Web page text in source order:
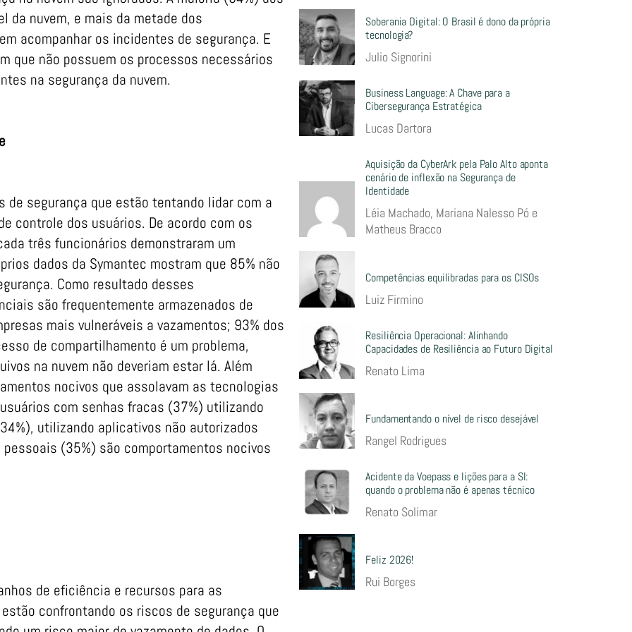
da nuvem, e mais da metade dos
acompanhar os incidentes de segurança. E
que não possuem os processos necessários
na segurança da nuvem.
de segurança que estão tentando lidar com a
controle dos usuários. De acordo com os
três funcionários demonstraram um
dados da Symantec mostram que 85% não
Como resultado desses
são frequentemente armazenados de
mais vulneráveis a vazamentos; 93% dos
de compartilhamento é um problema,
na nuvem não deveriam estar lá. Além
nocivos que assolavam as tecnologias
com senhas fracas (37%) utilizando
utilizando aplicativos não autorizados
(35%) são comportamentos nocivos
de eficiência e recursos para as
confrontando os riscos de segurança que
Soberania Digital: O Brasil é dono da própria
tecnologia?
Julio Signorini
Business Language: A Chave para a
Cibersegurança Estratégica
Lucas Dartora
Aquisição da CyberArk pela Palo Alto aponta
cenário de inflexão na Segurança de
Identidade
Léia Machado, Mariana Nalesso Pó e
Matheus Bracco
Competências equilibradas para os CISOs
Luiz Firmino
Resiliência Operacional: Alinhando
Capacidades de Resiliência ao Futuro Digital
Renato Lima
Fundamentando o nível de risco desejável
Rangel Rodrigues
Acidente da Voepass e lições para a SI:
quando o problema não é apenas técnico
Renato Solimar
Feliz 2026!
Rui Borges